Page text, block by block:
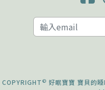
COPYRIGHT © 好眠寶寶 寶貝的